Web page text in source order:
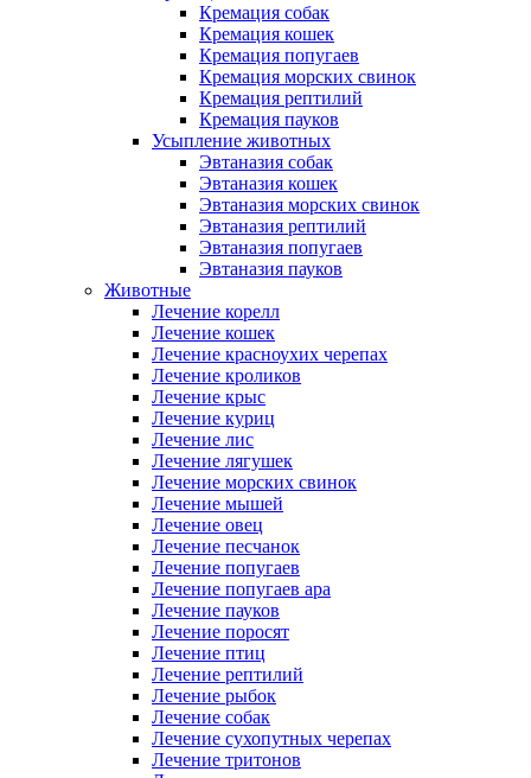
Кремация собак
Кремация кошек
Кремация попугаев
Кремация морских свинок
Кремация рептилий
Кремация пауков
Усыпление животных
Эвтаназия собак
Эвтаназия кошек
Эвтаназия морских свинок
Эвтаназия рептилий
Эвтаназия попугаев
Эвтаназия пауков
Животные
Лечение корелл
Лечение кошек
Лечение красноухих черепах
Лечение кроликов
Лечение крыс
Лечение куриц
Лечение лис
Лечение лягушек
Лечение морских свинок
Лечение мышей
Лечение овец
Лечение песчанок
Лечение попугаев
Лечение попугаев ара
Лечение пауков
Лечение поросят
Лечение птиц
Лечение рептилий
Лечение рыбок
Лечение собак
Лечение сухопутных черепах
Лечение тритонов